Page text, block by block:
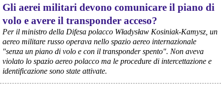
Gli aerei militari devono comunicare il piano di
volo e avere il transponder acceso?
Per il ministro della Difesa polacco Władysław Kosiniak-Kamysz, un
aereo militare russo operava nello spazio aereo internazionale
"senza un piano di volo e con il transponder spento". Non aveva
violato lo spazio aereo polacco ma le procedure di intercettazione e
identificazione sono state attivate.